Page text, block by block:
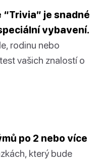
je snadné
vybavení.
rodinu nebo
vašich znalostí o
po 2 nebo více
který bude